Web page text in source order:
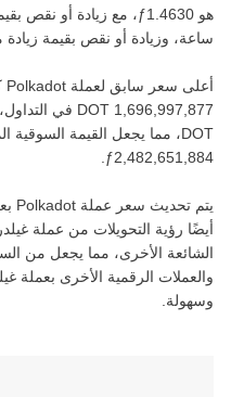
هو ‏
، مع زيادة أو نقص
ساعة، وزيادة أو نقص بقيمة ‏ زيادة
أعلى سعر سابق لعملة ‏ Polkadot
في
DOT‏، مما يجعل القيمة السوقية
يتم تحديث سعر عملة ‏ Polkadot
أيضًا رؤية التحويلات من عملة ‏
الشائعة الأخرى، مما يجعل من
والعملات الرقمية الأخرى بعملة ‏
وسهولة.